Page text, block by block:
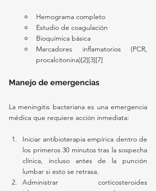
Hemograma completo
Estudio de coagulación
Bioquímica básica
Marcadores inflamatorios (PCR,
procalcitonina)[2][3][7]
Manejo de emergencias
La meningitis bacteriana es una emergencia
médica que requiere acción inmediata:
Iniciar antibioterapia empírica dentro de
los primeros 30 minutos tras la sospecha
clínica, incluso antes de la punción
lumbar si esto se retrasa.
Administrar corticosteroides